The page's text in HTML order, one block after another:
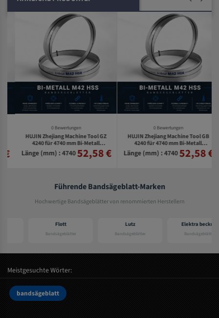
0 Bewertungen
HUJIN Zhejiang Machine Tool GZ
4240 für 4740 mm Bi-Metall
Bandsägeblätter
Länge (mm) : 474052,58 €
0 Bewertungen
HUJIN Zhejiang Machine Tool GB
4240 für 4740 mm Bi-Metall
Bandsägeblätter
Länge (mm) : 474052,58 €
Führende Bandsägeblatt-Marken
Hochwertige Bandsägeblätter von renommierten Herstellern
Bandsägeblätter Bandsägeblätter
Elektra beckum
Bandsägeblätter
Meistgesuchte Wörter:
bandsägeblatt